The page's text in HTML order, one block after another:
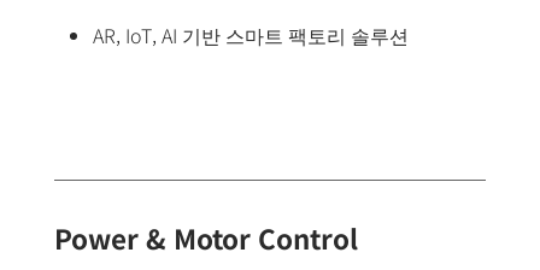
AR, IoT, AI 기반 스마트 팩토리 솔루션
Power & Motor Control